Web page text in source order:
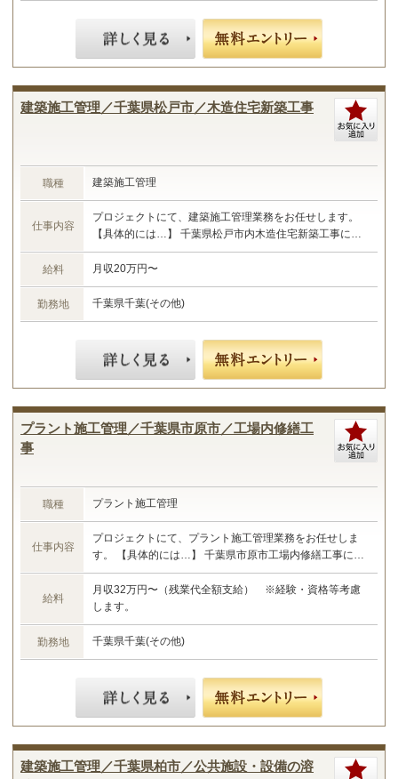
建築施工管理／千葉県松戸市／木造住宅新築工事
職種 建築施工管理
仕事内容
プロジェクトにて、建築施工管理業務をお任せします。
【具体的には…】 千葉県松戸市内木造住宅新築工事にお
ける施工管理業務 ・現場管理全般（原価、工程、安全、
品質） ・予算管理、施工計画 ・現場工事の取りまとめ
・書類作成 など ☆あなたのご経験やスキルに合わせた業
務をお任せします☆
給料 月収20万円〜
勤務地 千葉県千葉(その他)
プラント施工管理／千葉県市原市／工場内修繕工
事
職種 プラント施工管理
仕事内容
プロジェクトにて、プラント施工管理業務をお任せしま
す。 【具体的には…】 千葉県市原市工場内修繕工事にお
ける施工管理業務 ・現場管理全般（原価、工程、安全、
品質） ・予算管理、施工計画 ・現場工事の取りまとめ
・書類作成 など ☆あなたのご経験やスキルに合わせた業
務をお任せします☆
給料
月収32万円〜（残業代全額支給） ※経験・資格等考慮
します。
勤務地 千葉県千葉(その他)
建築施工管理／千葉県柏市／公共施設・設備の溶